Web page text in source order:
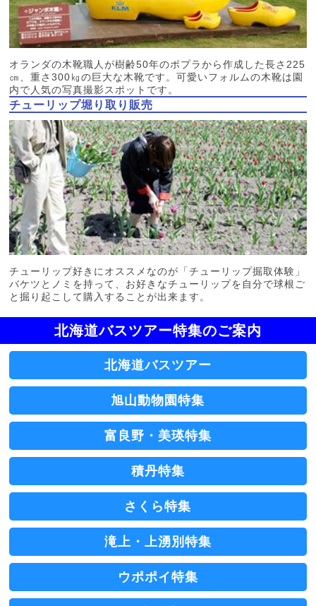
オランダの木靴職人が樹齢50年のポプラから作成した長さ225
㎝、重さ300㎏の巨大な木靴です。可愛いフォルムの木靴は園
内で人気の写真撮影スポットです。
チューリップ堀り取り販売
チューリップ好きにオススメなのが「チューリップ掘取体験」
バケツとノミを持って、お好きなチューリップを自分で球根ご
と掘り起こして購入することが出来ます。
北海道バスツアー特集のご案内
北海道バスツアー
旭山動物園特集
富良野・美瑛特集
積丹特集
さくら特集
滝上・上湧別特集
ウポポイ特集